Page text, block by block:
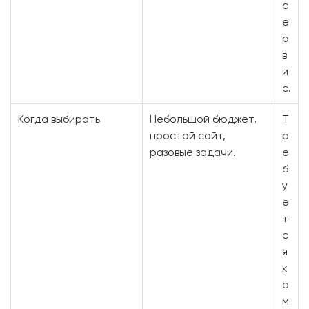
с
е
р
в
и
с.
Когда выбирать
Небольшой бюджет,
простой сайт,
разовые задачи.
Т
р
е
б
у
е
т
с
я
к
о
м